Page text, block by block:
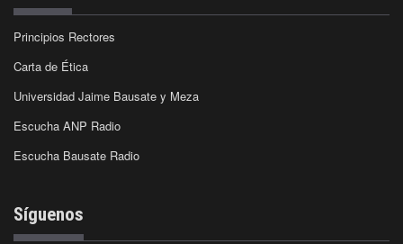
Principios Rectores
Carta de Ética
Universidad Jaime Bausate y Meza
Escucha ANP Radio
Escucha Bausate Radio
Síguenos